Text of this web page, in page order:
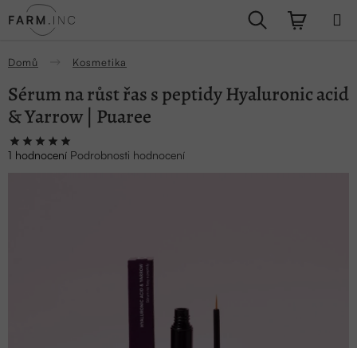
na
Hledat
Domů Kosmetika
Sérum na růst řas s peptidy Hyaluronic acid
& Yarrow | Puaree
Průměrné
hodnocení
1 hodnocení Podrobnosti hodnocení